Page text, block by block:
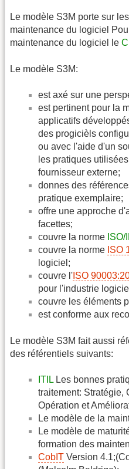
Le modèle S3M porte sur
maintenance du logiciel
maintenance du logiciel le
Le modèle S3M:
est axé sur une
est pertinent pour la
applicatifs
des progicièls
ou avec l'aide d'un
les pratiques
fournisseur externe;
donnes des
pratique exemplaire;
offre une approche
facettes;
couvre la norme
couvre la norme ISO
logiciel;
couvre l' ISO
pour l'industrie
couvre les éléments
est conforme aux
Le modèle S3M fait aussi
des référentiels suivants:
ITIL Les bonnes
traitement: Stratégie,
Opération et
Le modèle de la
Le modèle de
formation des
CobIT Version